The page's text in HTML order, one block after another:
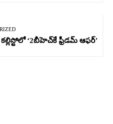
‘2బీహెచ్‌కే ఫ్రీడమ్ ఆఫర్’